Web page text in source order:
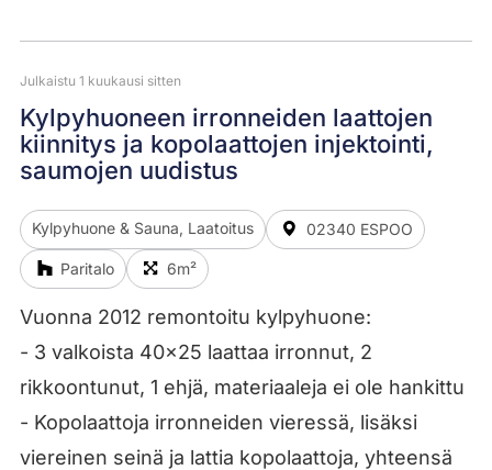
Julkaistu 1 kuukausi sitten
Kylpyhuoneen irronneiden laattojen
kiinnitys ja kopolaattojen injektointi,
saumojen uudistus
Kylpyhuone & Sauna, Laatoitus 02340 ESPOO
Paritalo 6m²
Vuonna 2012 remontoitu kylpyhuone:
- 3 valkoista 40x25 laattaa irronnut, 2
rikkoontunut, 1 ehjä, materiaaleja ei ole hankittu
- Kopolaattoja irronneiden vieressä, lisäksi
viereinen seinä ja lattia kopolaattoja, yhteensä